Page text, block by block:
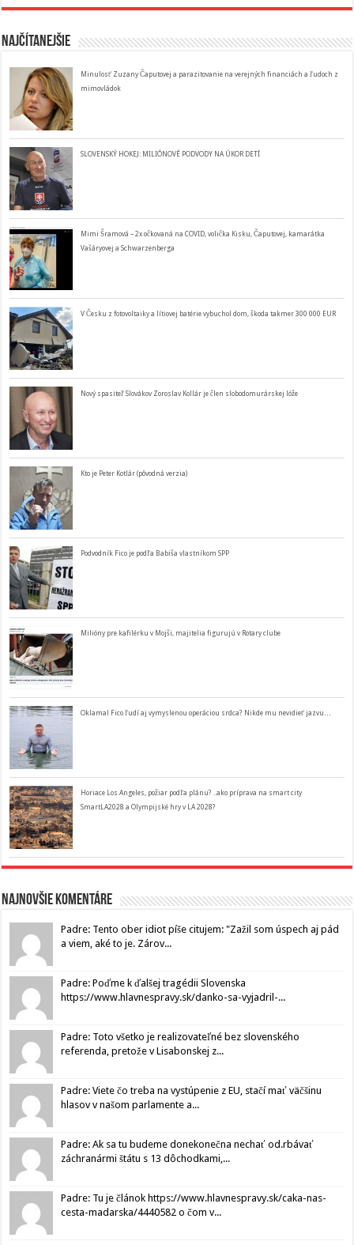
Najčítanejšie
Minulosť Zuzany Čaputovej a parazitovanie na verejných financiách a ľudoch z
mimovládok
SLOVENSKÝ HOKEJ: MILIÓNOVÉ PODVODY NA ÚKOR DETÍ
Mimi Šramová – 2x očkovaná na COVID, volička Kisku, Čaputovej, kamarátka
Vašáryovej a Schwarzenberga
V Česku z fotovoltaiky a lítiovej batérie vybuchol dom, škoda takmer 300 000 EUR
Nový spasiteľ Slovákov Zoroslav Kollár je člen slobodomurárskej lóže
Kto je Peter Kotlár (pôvodná verzia)
Podvodník Fico je podľa Babiša vlastníkom SPP
Milióny pre kafilérku v Mojši, majitelia figurujú v Rotary clube
Oklamal Fico ľudí aj vymyslenou operáciou srdca? Nikde mu nevidieť jazvu…
Horiace Los Angeles, požiar podľa plánu? ..ako príprava na smart city
SmartLA2028 a Olympijské hry v LA 2028?
Najnovšie komentáre
Padre: Tento ober idiot píše citujem: "Zažil som úspech aj pád
a viem, aké to je. Zárov...
Padre: Poďme k ďalšej tragédii Slovenska
https://www.hlavnespravy.sk/danko-sa-vyjadril-...
Padre: Toto všetko je realizovateľné bez slovenského
referenda, pretože v Lisabonskej z...
Padre: Viete čo treba na vystúpenie z EU, stačí mať väčšinu
hlasov v našom parlamente a...
Padre: Ak sa tu budeme donekonečna nechať od.rbávať
záchranármi štátu s 13 dôchodkami,...
Padre: Tu je článok https://www.hlavnespravy.sk/caka-nas-
cesta-madarska/4440582 o čom v...